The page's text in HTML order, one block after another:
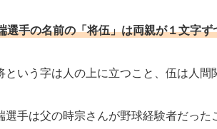
選手の名前の「将伍」は両親が１文字
という字は人の上に立つこと、伍は人
選手は父の時宗さんが野球経験者だっ